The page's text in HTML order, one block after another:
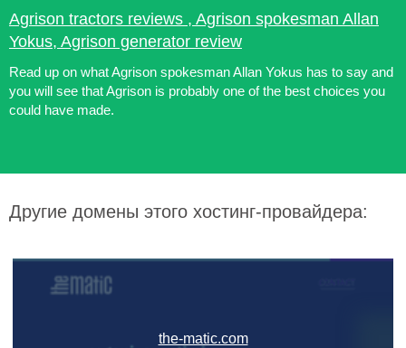
Agrison tractors reviews , Agrison spokesman Allan
Yokus, Agrison generator review
Read up on what Agrison spokesman Allan Yokus has to say and
you will see that Agrison is probably one of the best choices you
could have made.
Другие домены этого хостинг-провайдера:
the-matic.com